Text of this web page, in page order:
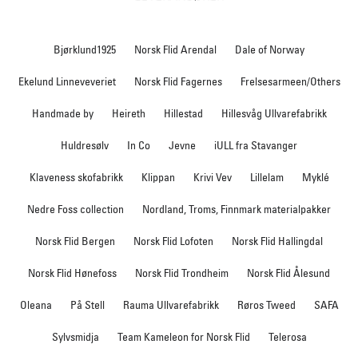
Bjørklund1925 Norsk Flid Arendal Dale of Norway
Ekelund Linneveveriet Norsk Flid Fagernes Frelsesarmeen/Others
Handmade by Heireth Hillestad Hillesvåg Ullvarefabrikk
Huldresølv In Co Jevne iULL fra Stavanger
Klaveness skofabrikk Klippan Krivi Vev Lillelam Myklé
Nedre Foss collection Nordland, Troms, Finnmark materialpakker
Norsk Flid Bergen Norsk Flid Lofoten Norsk Flid Hallingdal
Norsk Flid Hønefoss Norsk Flid Trondheim Norsk Flid Ålesund
Oleana På Stell Rauma Ullvarefabrikk Røros Tweed SAFA
Sylvsmidja Team Kameleon for Norsk Flid Telerosa